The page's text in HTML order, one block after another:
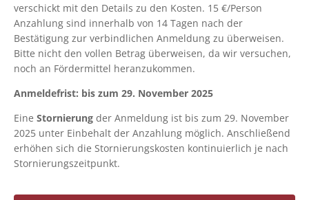
verschickt mit den Details zu den Kosten. 15 €/Person
Anzahlung sind innerhalb von 14 Tagen nach der
Bestätigung zur verbindlichen Anmeldung zu überweisen.
Bitte nicht den vollen Betrag überweisen, da wir versuchen,
noch an Fördermittel heranzukommen.
Anmeldefrist: bis zum 29. November 2025
Eine Stornierung der Anmeldung ist bis zum 29. November
2025 unter Einbehalt der Anzahlung möglich. Anschließend
erhöhen sich die Stornierungskosten kontinuierlich je nach
Stornierungszeitpunkt.